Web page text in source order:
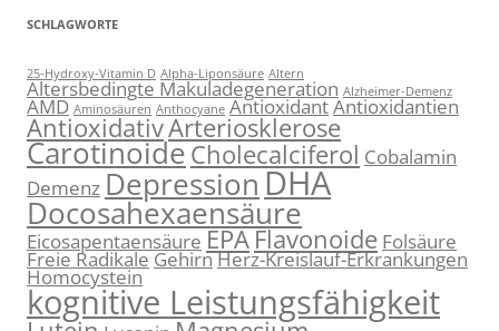
SCHLAGWORTE
25-Hydroxy-Vitamin D Alpha-Liponsäure Altern
Altersbedingte Makuladegeneration Alzheimer-Demenz
AMD Aminosäuren Anthocyane AntioxidantAntioxidantien
AntioxidativArteriosklerose
CarotinoideCholecalciferol Cobalamin
Demenz DepressionDHA
Docosahexaensäure
Eicosapentaensäure EPAFlavonoide Folsäure
Freie RadikaleGehirnHerz-Kreislauf-Erkrankungen
Homocystein
kognitive Leistungsfähigkeit